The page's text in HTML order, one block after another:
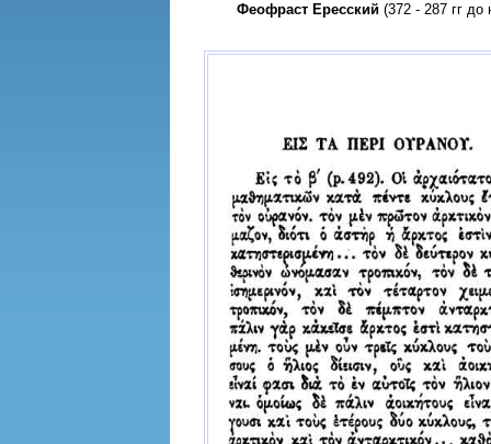
Феофраст Ересский (372 - 287 гг до